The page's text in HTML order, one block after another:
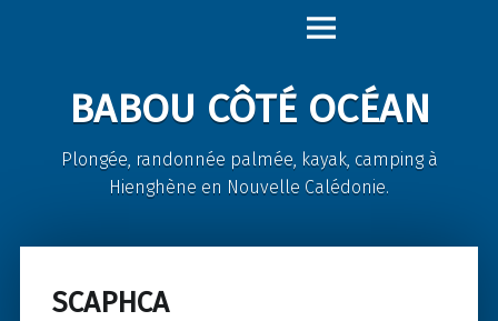
navigation
BABOU CÔTÉ OCÉAN
Plongée, randonnée palmée, kayak, camping à
Hienghène en Nouvelle Calédonie.
SCAPHCA